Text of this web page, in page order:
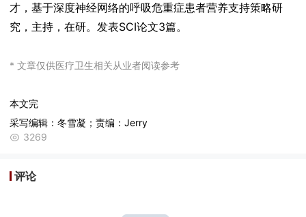
才，基于深度神经网络的呼吸危重症患者营养支持策略研
究，主持，在研。发表SCI论文3篇。
* 文章仅供医疗卫生相关从业者阅读参考
本文完
采写编辑：冬雪凝；责编：Jerry
3269
评论